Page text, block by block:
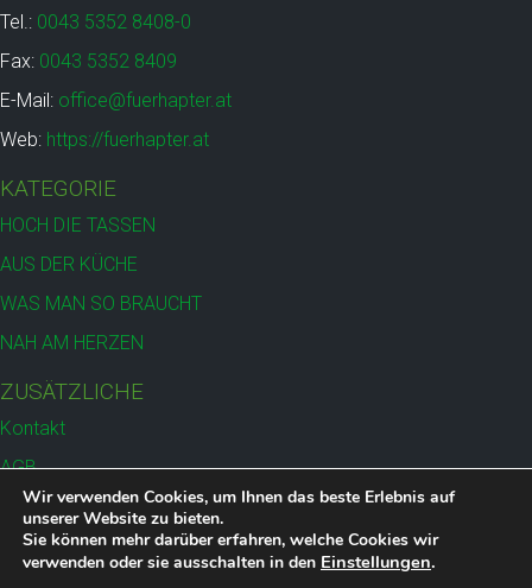
Tel.: 0043 5352 8408-0
Fax: 0043 5352 8409
E-Mail: office@fuerhapter.at
Web: https://fuerhapter.at
KATEGORIE
HOCH DIE TASSEN
AUS DER KÜCHE
WAS MAN SO BRAUCHT
NAH AM HERZEN
ZUSÄTZLICHE
Kontakt
AGB
Versand
Datenschutz
Wir verwenden Cookies, um Ihnen das beste Erlebnis auf
unserer Website zu bieten.
Sie können mehr darüber erfahren, welche Cookies wir
verwenden oder sie ausschalten in den Einstellungen.